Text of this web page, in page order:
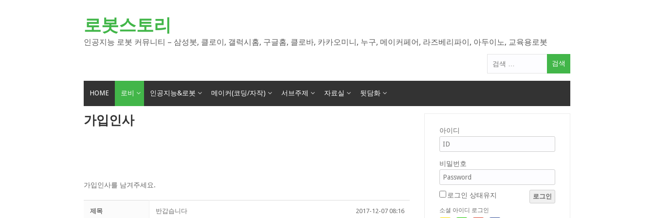
로봇스토리
인공지능 로봇 커뮤니티 – 삼성봇, 클로이, 갤럭시홈, 구글홈, 클로바, 카카오미니, 누구, 메이커페어, 라즈베리파이, 아두이노, 교육용로봇
색
HOME 로비 인공지능&로봇 메이커(코딩/자작) 서브주제 자료실 뒷담화
가입인사
가입인사를 남겨주세요.
제목 반갑습니다 2017-12-07 08:16
아이디
비밀번호
로그인 상태유지 로그인
소셜 아이디 로그인